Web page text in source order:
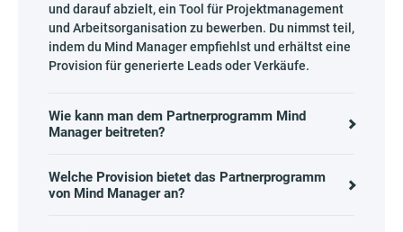
und darauf abzielt, ein Tool für Projektmanagement
und Arbeitsorganisation zu bewerben. Du nimmst teil,
indem du Mind Manager empfiehlst und erhältst eine
Provision für generierte Leads oder Verkäufe.
Wie kann man dem Partnerprogramm Mind
Manager beitreten?
Welche Provision bietet das Partnerprogramm
von Mind Manager an?